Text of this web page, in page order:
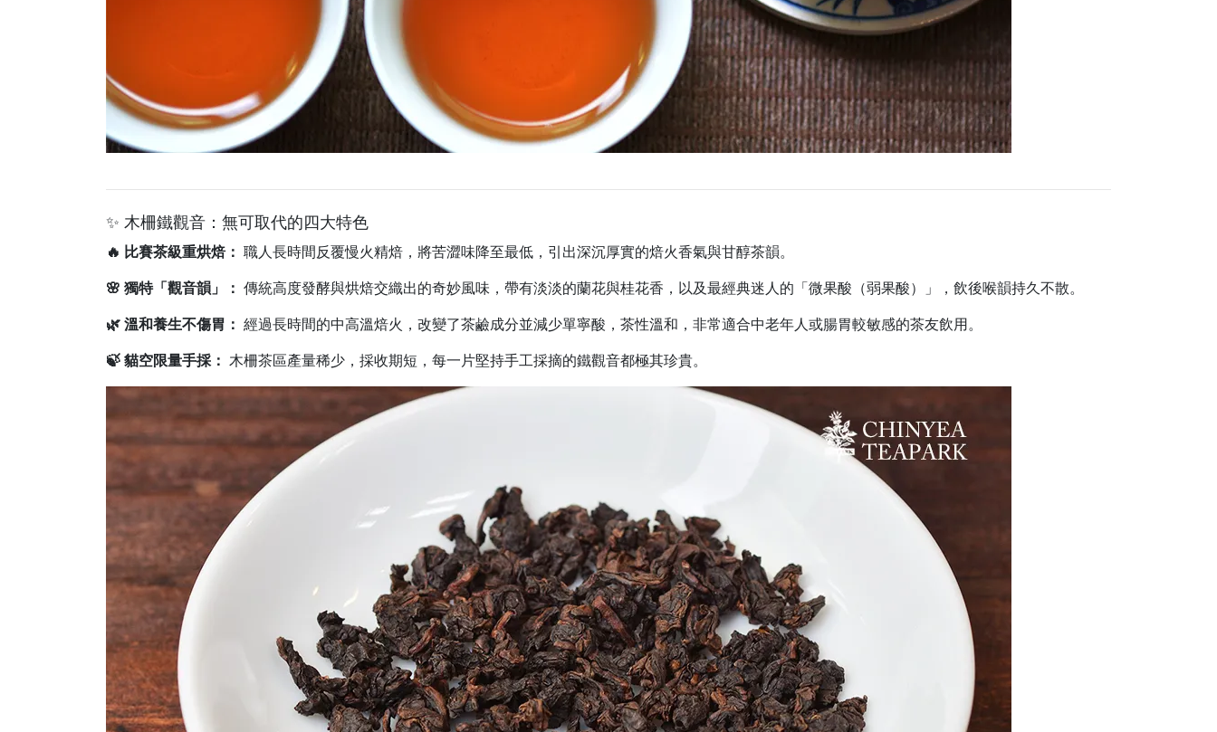
✨ 木柵鐵觀音：無可取代的四大特色
🔥 比賽茶級重烘焙： 職人長時間反覆慢火精焙，將苦澀味降至最低，引出深沉厚實的焙火香氣與甘醇茶韻。
🌸 獨特「觀音韻」： 傳統高度發酵與烘焙交織出的奇妙風味，帶有淡淡的蘭花與桂花香，以及最經典迷人的「微果酸（弱果酸）」，飲後喉韻持久不散。
🌿 溫和養生不傷胃： 經過長時間的中高溫焙火，改變了茶鹼成分並減少單寧酸，茶性溫和，非常適合中老年人或腸胃較敏感的茶友飲用。
🍃 貓空限量手採： 木柵茶區產量稀少，採收期短，每一片堅持手工採摘的鐵觀音都極其珍貴。